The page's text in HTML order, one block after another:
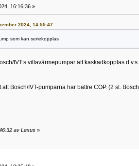
16:16:36 »
2024, 14:55:47
som kan seriekopplas
IVT:s villavärmepumpar att kaskadkopplas
Bosch/IVT-pumparna har bättre COP. (2 st.
av Lexus»